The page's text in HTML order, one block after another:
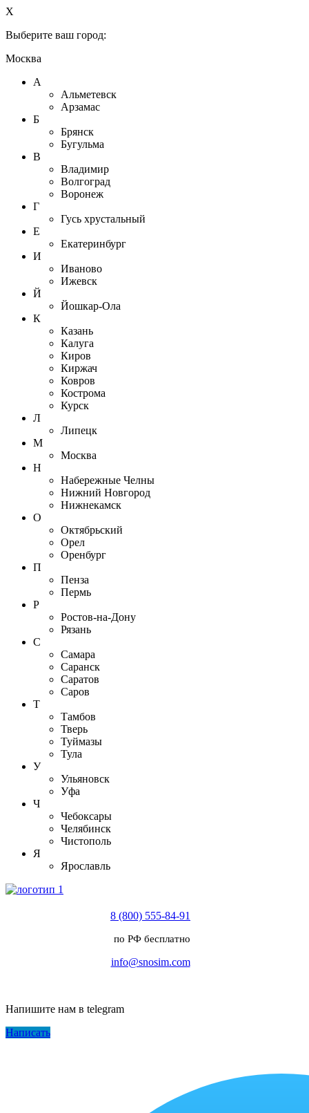
X
Выберите ваш город:
Москва
А
Альметевск
Арзамас
Б
Брянск
Бугульма
В
Владимир
Волгоград
Воронеж
Г
Гусь хрустальный
Е
Екатеринбург
И
Иваново
Ижевск
Й
Йошкар-Ола
К
Казань
Калуга
Киров
Киржач
Ковров
Кострома
Курск
Л
Липецк
М
Москва
Н
Набережные Челны
Нижний Новгород
Нижнекамск
О
Октябрьский
Орел
Оренбург
П
Пенза
Пермь
Р
Ростов-на-Дону
Рязань
С
Самара
Саранск
Саратов
Саров
Т
Тамбов
Тверь
Туймазы
Тула
У
Ульяновск
Уфа
Ч
Чебоксары
Челябинск
Чистополь
Я
Ярославль
8 (800) 555-84-91
по РФ бесплатно
info@snosim.com
Напишите нам в telegram
Написать